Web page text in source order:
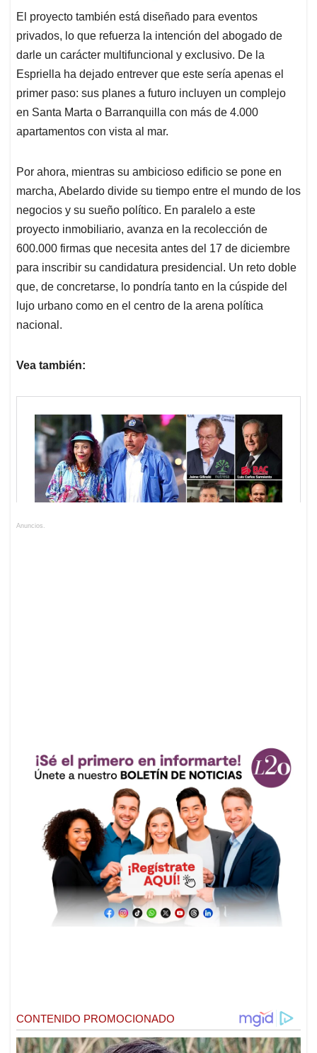
El proyecto también está diseñado para eventos
privados, lo que refuerza la intención del abogado de
darle un carácter multifuncional y exclusivo. De la
Espriella ha dejado entrever que este sería apenas el
primer paso: sus planes a futuro incluyen un complejo
en Santa Marta o Barranquilla con más de 4.000
apartamentos con vista al mar.
Por ahora, mientras su ambicioso edificio se pone en
marcha, Abelardo divide su tiempo entre el mundo de los
negocios y su sueño político. En paralelo a este
proyecto inmobiliario, avanza en la recolección de
600.000 firmas que necesita antes del 17 de diciembre
para inscribir su candidatura presidencial. Un reto doble
que, de concretarse, lo pondría tanto en la cúspide del
lujo urbano como en el centro de la arena política
nacional.
Vea también:
Anuncios.